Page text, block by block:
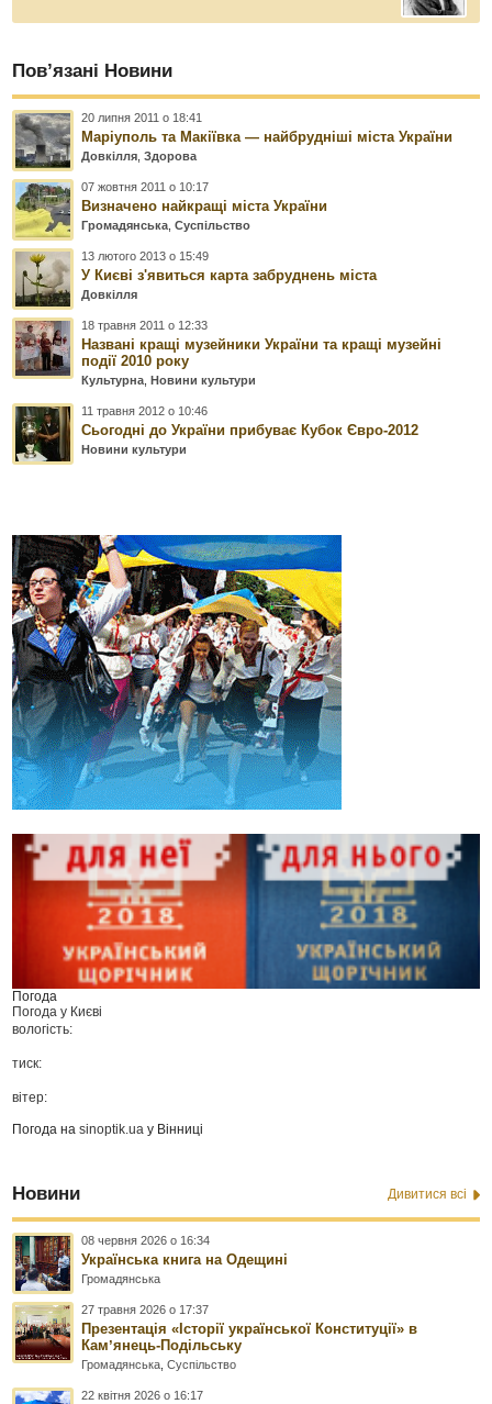
Пов’язані Новини
20 липня 2011 о 18:41
Маріуполь та Макіївка — найбрудніші міста України
Довкілля ,Здорова
07 жовтня 2011 о 10:17
Визначено найкращі міста України
Громадянська ,Суспільство
13 лютого 2013 о 15:49
У Києві з'явиться карта забруднень міста
Довкілля
18 травня 2011 о 12:33
Названі кращі музейники України та кращі музейні
події 2010 року
Культурна ,Новини культури
11 травня 2012 о 10:46
Сьогодні до України прибуває Кубок Євро-2012
Новини культури
Погода
Погода у Києві
вологість:
тиск:
вітер:
Погода наsinoptik.ua у Вінниці
Новини Дивитися всі
08 червня 2026 о 16:34
Українська книга на Одещині
Громадянська
27 травня 2026 о 17:37
Презентація «Історії української Конституції» в
Камʼянець-Подільську
Громадянська ,Суспільство
22 квітня 2026 о 16:17